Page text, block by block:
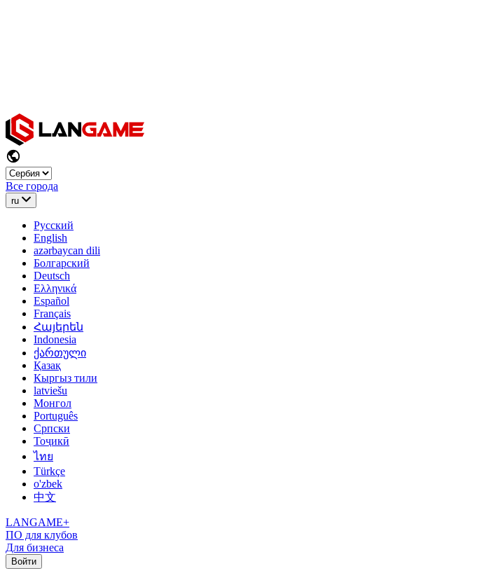
Все города
ru
Русский
English
azərbaycan dili
Болгарский
Deutsch
Ελληνικά
Español
Français
Հայերեն
Indonesia
ქართული
Қазақ
Кыргыз тили
latviešu
Монгол
Português
Српски
Тоҷикӣ
ไทย
Türkçe
o'zbek
中文
LANGAME+
ПО для клубов
Для бизнеса
Войти